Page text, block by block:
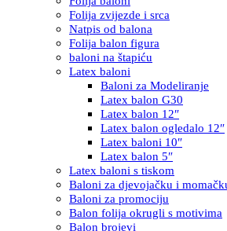
Folija zvijezde i srca
Natpis od balona
Folija balon figura
baloni na štapiću
Latex baloni
Baloni za Modeliranje
Latex balon G30
Latex balon 12″
Latex balon ogledalo 12″
Latex baloni 10″
Latex balon 5″
Latex baloni s tiskom
Baloni za djevojačku i
Baloni za promociju
Balon folija okrugli s motivima
Balon brojevi